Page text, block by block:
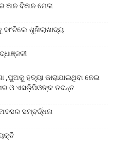
ବିଜ୍ଞାନ ମେଳା
ଶୁଖିଲାଖାଦ୍ୟ
ହତ୍ୟା କାରାଯାଇଥିବା ନେଇ
ଓ ଏସଡ଼ିପିଓଙ୍କ ତଦନ୍ତ
ସମ୍ବର୍ଦ୍ଧନା